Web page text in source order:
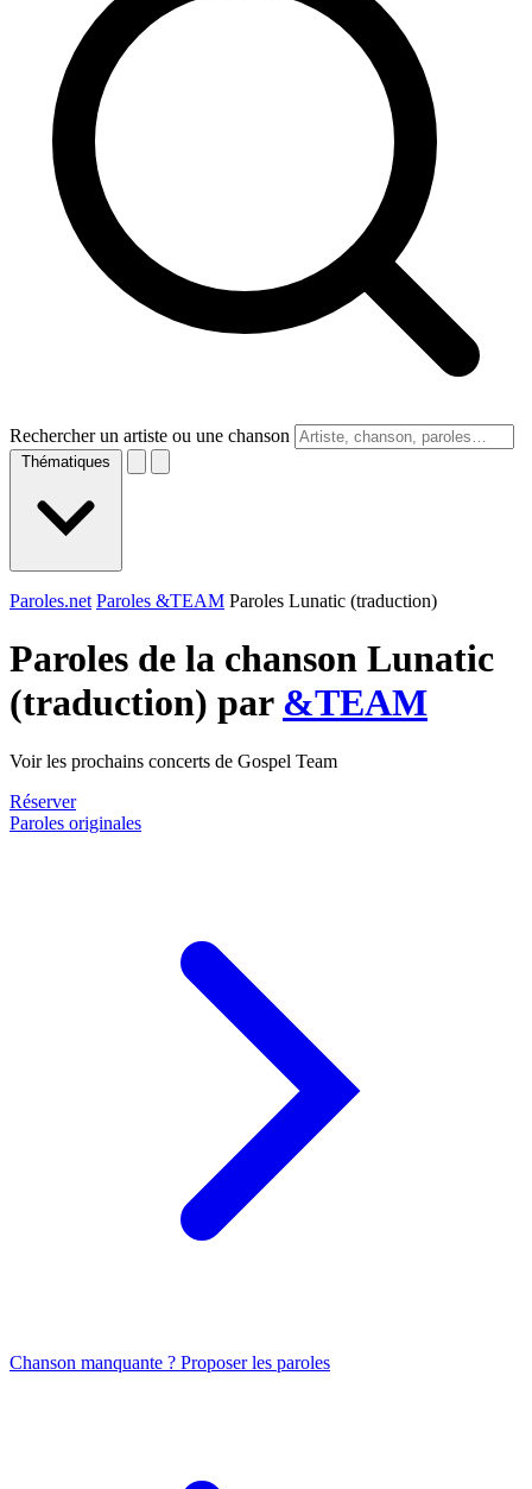
Rechercher un artiste ou une chanson
Thématiques
Paroles.net Paroles &TEAM Paroles Lunatic (traduction)
Paroles de la chanson Lunatic
(traduction) par &TEAM
Voir les prochains concerts de Gospel Team
Réserver
Paroles originales
Chanson manquante ? Proposer les paroles